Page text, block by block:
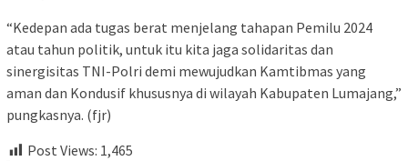
“Kedepan ada tugas berat menjelang tahapan Pemilu 2024
atau tahun politik, untuk itu kita jaga solidaritas dan
sinergisitas TNI-Polri demi mewujudkan Kamtibmas yang
aman dan Kondusif khususnya di wilayah Kabupaten Lumajang,”
pungkasnya. (fjr)
Post Views: 1,465